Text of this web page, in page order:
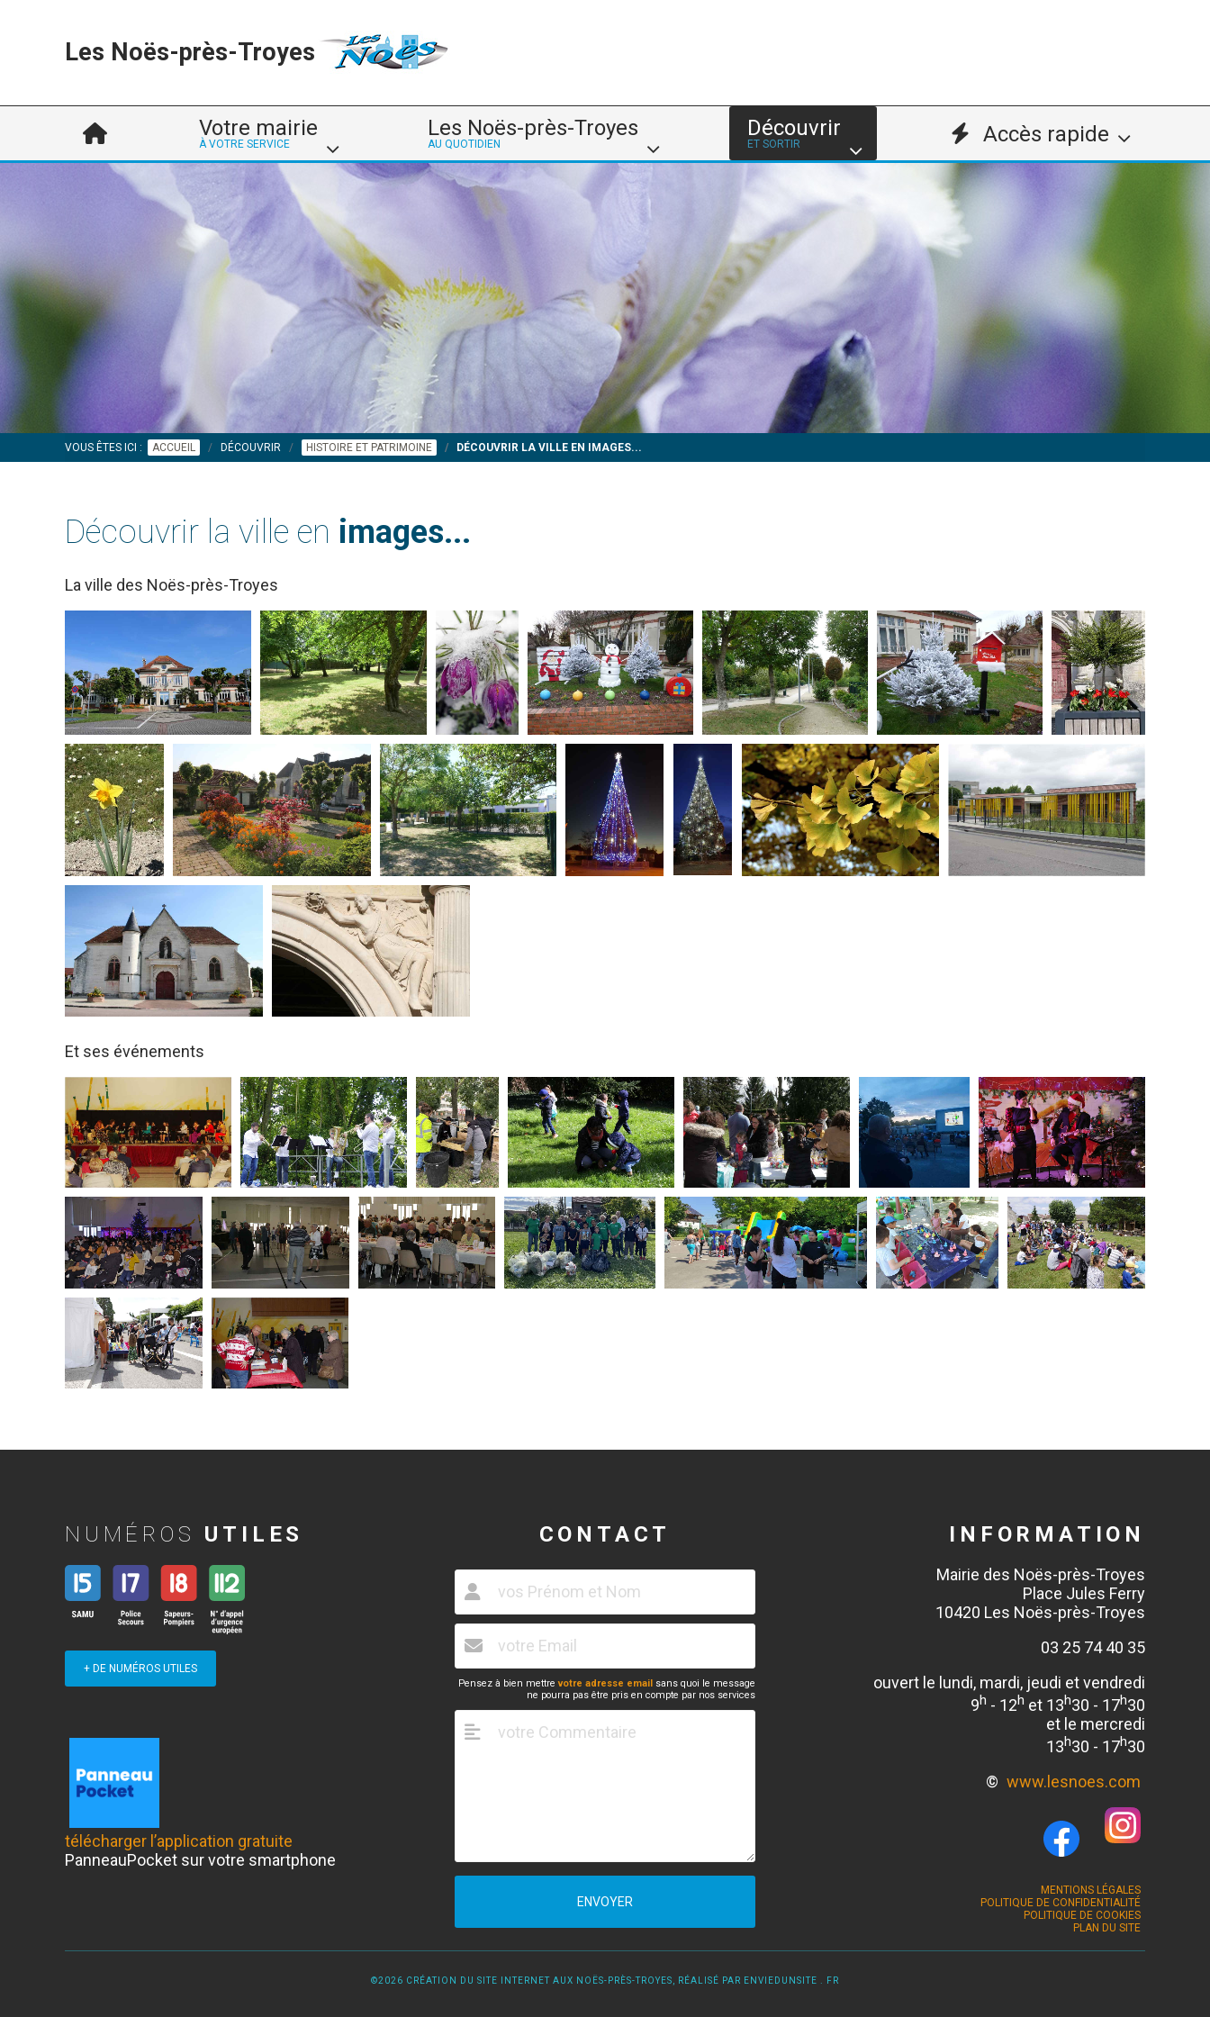
Les Noës-près-Troyes
Votre mairie
À VOTRE SERVICE
Les Noës-près-Troyes
AU QUOTIDIEN
Découvrir
ET SORTIR Accès rapide
VOUS ÊTES ICI : ACCUEIL DÉCOUVRIR HISTOIRE ET PATRIMOINE DÉCOUVRIR LA VILLE EN IMAGES...
Découvrir la ville en images...
La ville des Noës-près-Troyes
Et ses événements
NUMÉROS UTILES
+ DE NUMÉROS UTILES
télécharger l’application gratuite
PanneauPocket sur votre smartphone
CONTACT
Pensez à bien mettrevotre adresse email sans quoi le message
ne pourra pas être pris en compte par nos services
ENVOYER
INFORMATION
Mairie des Noës-près-Troyes
Place Jules Ferry
10420 Les Noës-près-Troyes
03 25 74 40 35
ouvert le lundi, mardi, jeudi et vendredi
9h - 12h et 13h30 - 17h30
et le mercredi
13h30 - 17h30
© www.lesnoes.com
MENTIONS LÉGALES
POLITIQUE DE CONFIDENTIALITÉ
POLITIQUE DE COOKIES
PLAN DU SITE
©2026 CRÉATION DU SITE INTERNET AUX NOËS-PRÈS-TROYES, RÉALISÉ PAR ENVIEDUNSITE . FR